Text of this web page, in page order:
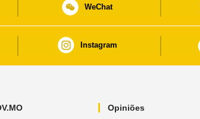
WeChat
Instagram
Opiniões